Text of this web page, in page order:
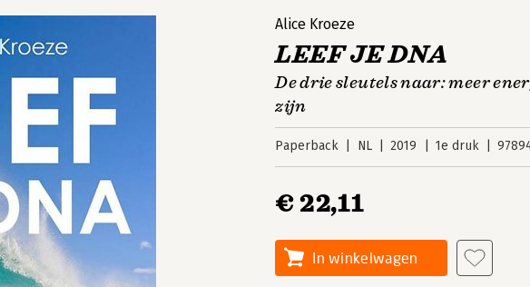
Alice Kroeze
LEEF JE DNA
De drie sleutels naar: meer
zijn
Paperback NL 2019 1e druk
€ 22,11
In winkelwagen